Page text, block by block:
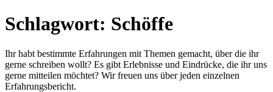
Schlagwort: Schöffe
Ihr habt bestimmte Erfahrungen mit Themen gemacht, über die ihr
gerne schreiben wollt? Es gibt Erlebnisse und Eindrücke, die ihr uns
gerne mitteilen möchtet? Wir freuen uns über jeden einzelnen
Erfahrungsbericht.